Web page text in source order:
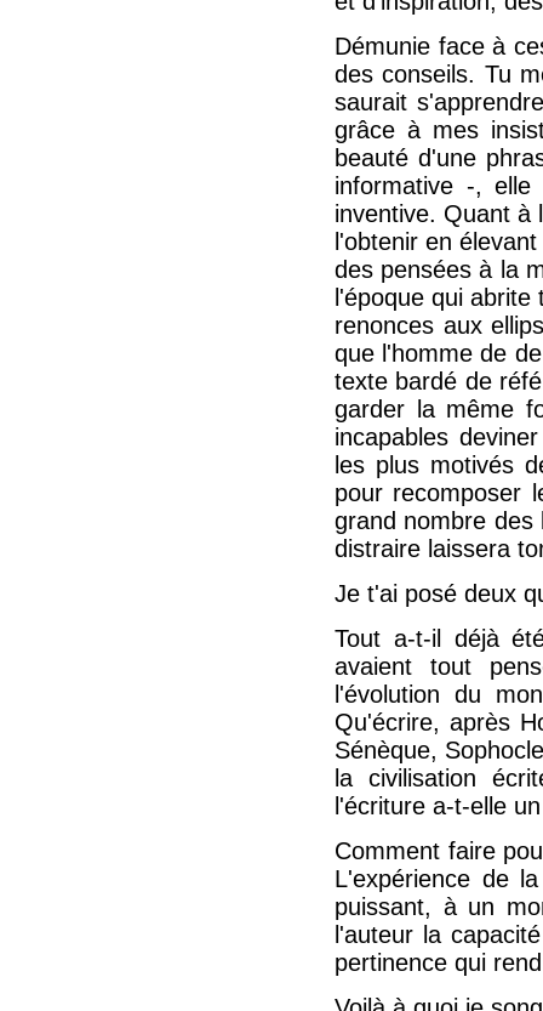
Démunie face à
des conseils. Tu
saurait
grâce à mes
beauté d'une
informative -,
inventive. Quant à
l'obtenir en
des pensées à la
l'époque qui
renonces aux
que l'homme de
texte bardé de
garder la même
incapables
les plus motivés
pour recomposer
grand nombre
distraire laissera
Je t'ai posé deux
Tout a-t-il déjà
avaient tout
l'évolution du
Qu'écrire, après
Sénèque,
la civilisation
l'écriture a-t-elle
Comment faire
L'expérience de
puissant, à un
l'auteur la
pertinence qui